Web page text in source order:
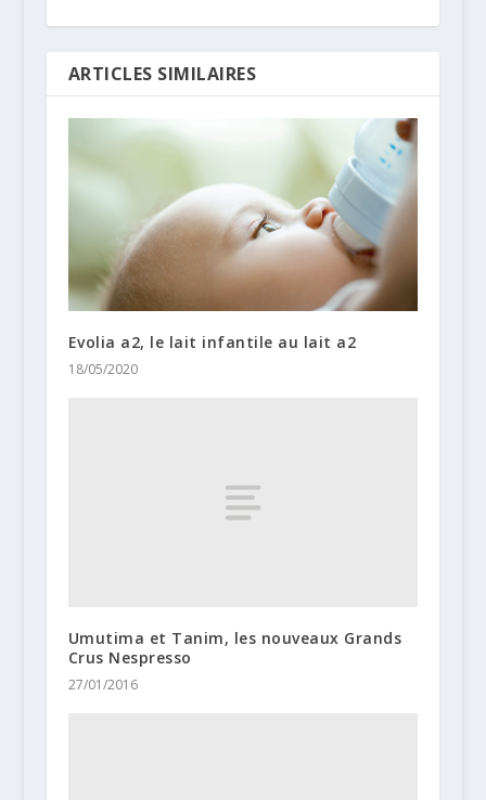
ARTICLES SIMILAIRES
Evolia a2, le lait infantile au lait a2
18/05/2020
Umutima et Tanim, les nouveaux Grands
Crus Nespresso
27/01/2016